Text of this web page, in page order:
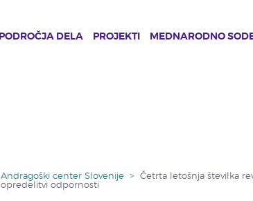
PODROČJA DELA PROJEKTI MEDNARODNO
Andragoški center Slovenije >
Četrta letošnja številka
opredelitvi odpornosti